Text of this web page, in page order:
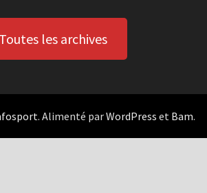
Toutes les archives
. Alimenté parWordPress et Bam.